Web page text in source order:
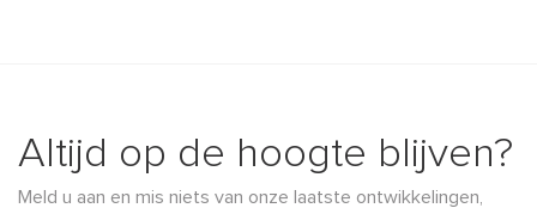
Altijd op de hoogte blijven?
Meld u aan en mis niets van onze laatste ontwikkelingen,